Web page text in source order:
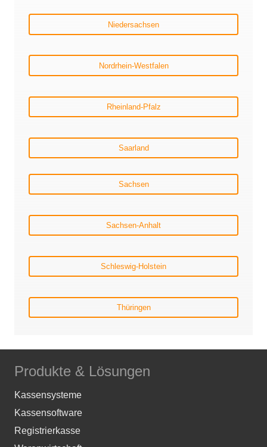
Niedersachsen
Nordrhein-Westfalen
Rheinland-Pfalz
Saarland
Sachsen
Sachsen-Anhalt
Schleswig-Holstein
Thüringen
Produkte & Lösungen
Kassensysteme
Kassensoftware
Registrierkasse